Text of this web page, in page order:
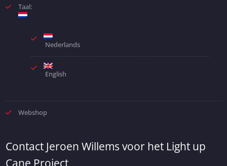
Taal:
Nederlands
English
Webshop
Contact Jeroen Willems voor het Light up
Cane Project